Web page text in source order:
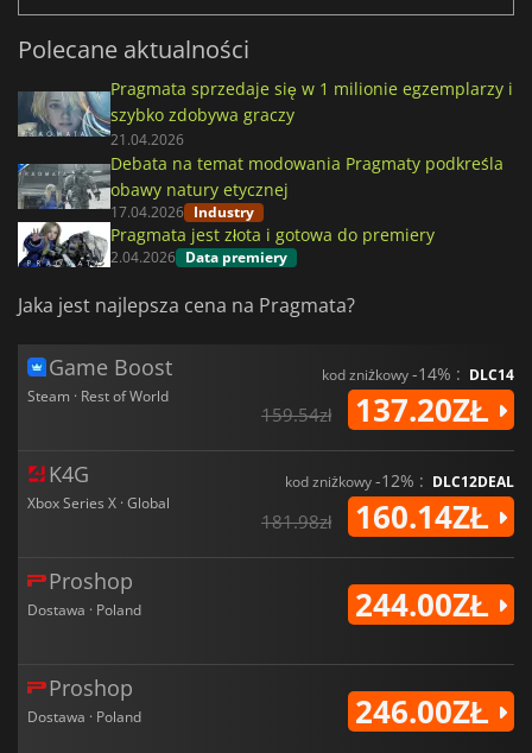
Polecane aktualności
Pragmata sprzedaje się w 1 milionie egzemplarzy i
szybko zdobywa graczy
21.04.2026
Debata na temat modowania Pragmaty podkreśla
obawy natury etycznej
17.04.2026 Industry
Pragmata jest złota i gotowa do premiery
2.04.2026 Data premiery
Jaka jest najlepsza cena na Pragmata?
Game Boost
Steam · Rest of World
kod zniżkowy-14% : DLC14
159.54zł 137.20ZŁ
K4G
Xbox Series X · Global
kod zniżkowy-12% : DLC12DEAL
181.98zł 160.14ZŁ
Proshop
Dostawa · Poland 244.00ZŁ
Proshop
Dostawa · Poland 246.00ZŁ